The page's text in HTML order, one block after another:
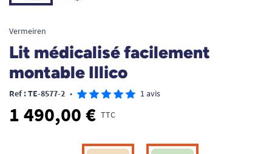
Vermeiren
Lit médicalisé facilement
montable Illico
Ref : TE-8577-2 • 1 avis
1 490,00 € TTC